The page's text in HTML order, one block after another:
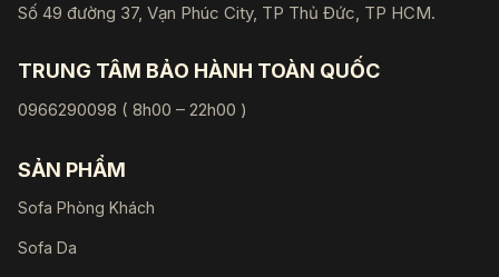
Số 49 đường 37, Vạn Phúc City, TP Thủ Đức, TP HCM.
TRUNG TÂM BẢO HÀNH TOÀN QUỐC
0966290098 ( 8h00 – 22h00 )
SẢN PHẨM
Sofa Phòng Khách
Sofa Da